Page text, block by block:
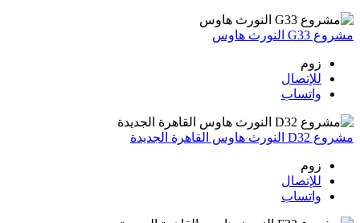
مشروع G33 النورث هاوس
زوم
للإتصال
واتساب
مشروع D32 النورث هاوس القاهرة الجديدة
زوم
للإتصال
واتساب